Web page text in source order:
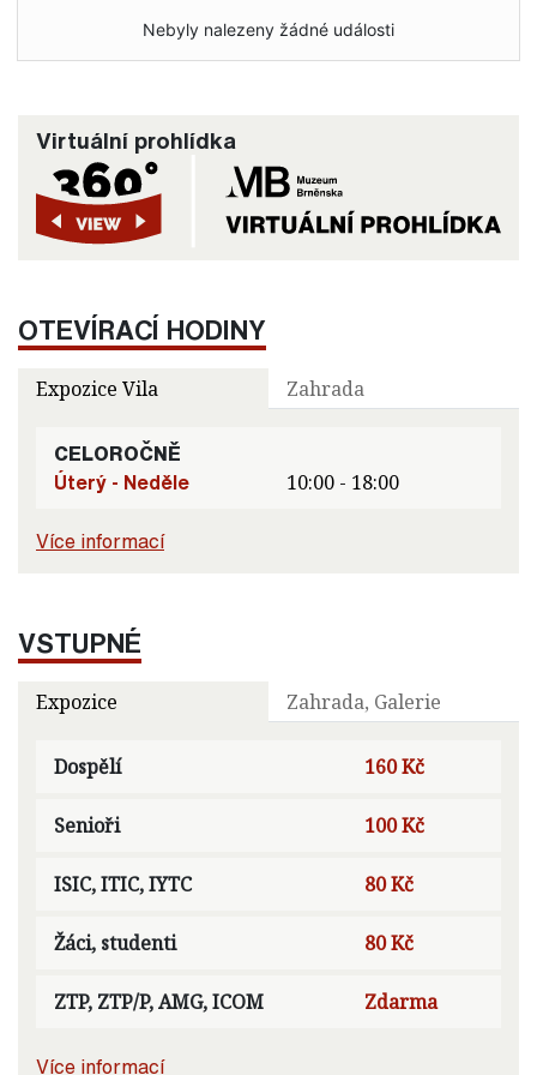
Nebyly nalezeny žádné události
Virtuální prohlídka
OTEVÍRACÍ HODINY
Expozice Vila Zahrada
CELOROČNĚ
Úterý - Neděle
10:00 - 18:00
Více informací
VSTUPNÉ
Expozice Zahrada, Galerie
Dospělí 160 Kč
Senioři 100 Kč
ISIC, ITIC, IYTC 80 Kč
Žáci, studenti 80 Kč
ZTP, ZTP/P, AMG, ICOM Zdarma
Více informací